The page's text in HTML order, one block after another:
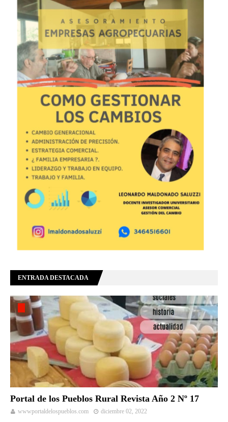
ENTRADA DESTACADA
Portal de los Pueblos Rural Revista Año 2 Nº 17
wwwportaldelospueblos.com diciembre 02, 2022